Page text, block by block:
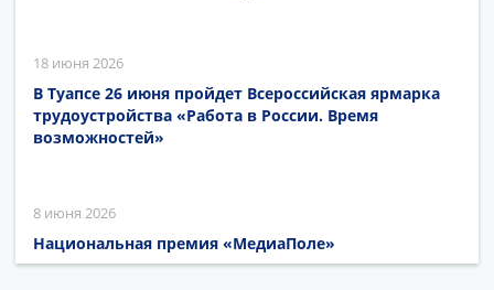
18 июня 2026
В Туапсе 26 июня пройдет Всероссийская ярмарка
трудоустройства «Работа в России. Время
возможностей»
8 июня 2026
Национальная премия «МедиаПоле»